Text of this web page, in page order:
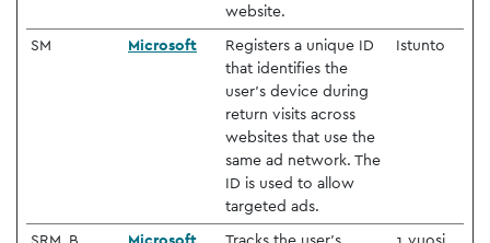
website.
SM Microsoft
Registers a unique ID
that identifies the
user's device during
return visits across
websites that use the
same ad network. The
ID is used to allow
targeted ads.
Istunto